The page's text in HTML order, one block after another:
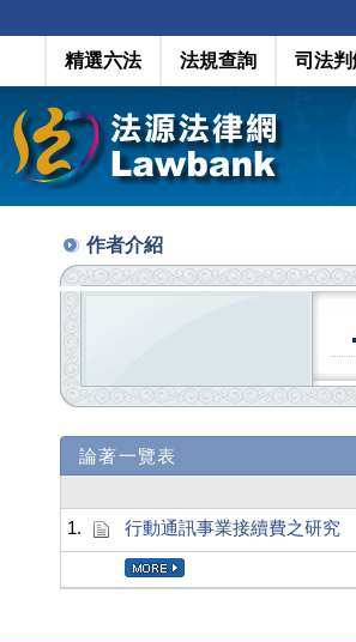
精選六法 法規查詢 司法判
作者介紹
論著一覽表
1.
行動通訊事業接續費之研究